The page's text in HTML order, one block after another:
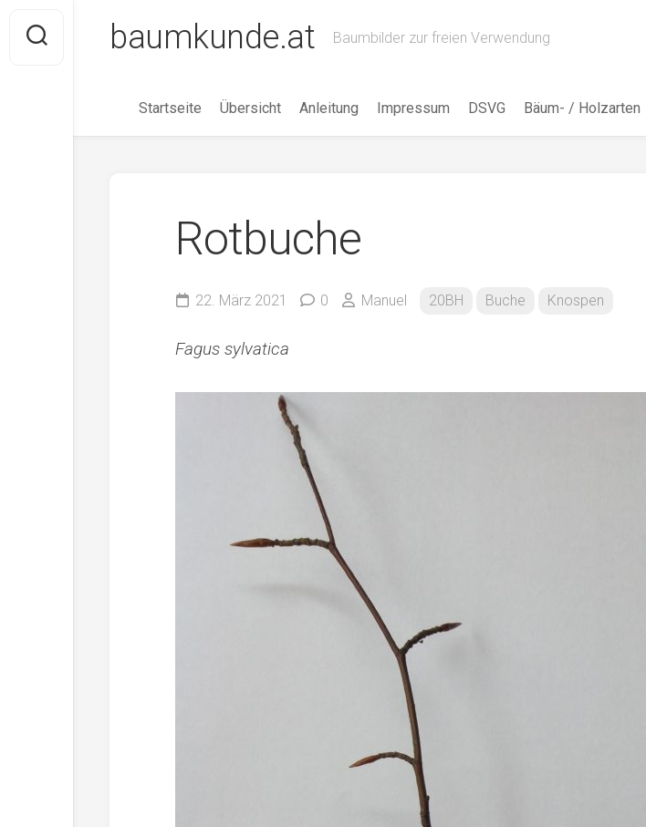
content
baumkunde.at Baumbilder zur freien Verwendung
Startseite Übersicht Anleitung Impressum DSVG Bäum- / Holzarten
Rotbuche
22. März 2021 0 Manuel 20BH Buche Knospen
Fagus sylvatica